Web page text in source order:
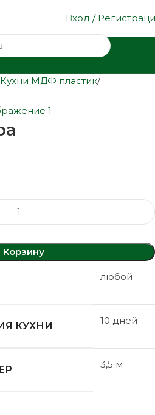
Вход /
Кухни МДФ пластик
Корзину
любой
КУХНИ 10 дней
3,5 м